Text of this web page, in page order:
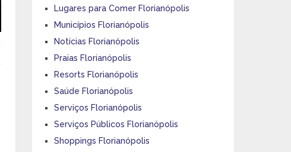
Lugares para Comer Florianópolis
Municípios Florianópolis
Notícias Florianópolis
Praias Florianópolis
Resorts Florianópolis
Saúde Florianópolis
Serviços Florianópolis
Serviços Públicos Florianópolis
Shoppings Florianópolis